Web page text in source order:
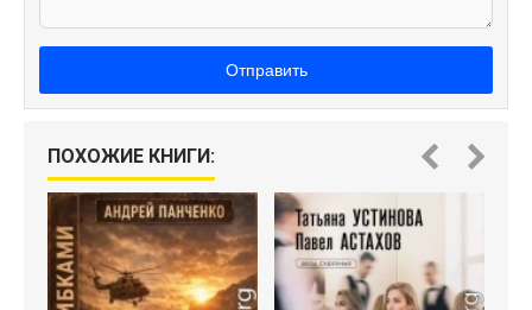
Отправить
ПОХОЖИЕ КНИГИ: